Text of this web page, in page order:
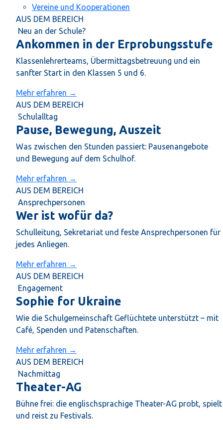
Vereine und Kooperationen
AUS DEM BEREICH
Neu an der Schule?
Ankommen in der Erprobungsstufe
Klassenlehrerteams, Übermittagsbetreuung und ein
sanfter Start in den Klassen 5 und 6.
Mehr erfahren →
AUS DEM BEREICH
Schulalltag
Pause, Bewegung, Auszeit
Was zwischen den Stunden passiert: Pausenangebote
und Bewegung auf dem Schulhof.
Mehr erfahren →
AUS DEM BEREICH
Ansprechpersonen
Wer ist wofür da?
Schulleitung, Sekretariat und feste Ansprechpersonen für
jedes Anliegen.
Mehr erfahren →
AUS DEM BEREICH
Engagement
Sophie for Ukraine
Wie die Schulgemeinschaft Geflüchtete unterstützt – mit
Café, Spenden und Patenschaften.
Mehr erfahren →
AUS DEM BEREICH
Nachmittag
Theater-AG
Bühne frei: die englischsprachige Theater-AG probt, spielt
und reist zu Festivals.